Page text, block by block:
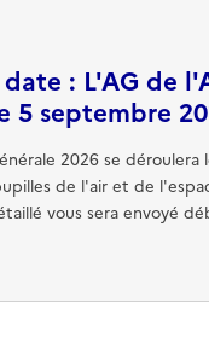
: L'AG de
5 septembre
2026 se
de l'air et de
vous sera envoyé